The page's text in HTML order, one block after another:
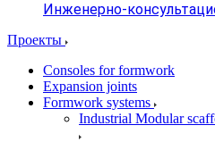
Инженерно-
Проекты
Consoles for formwork
Expansion joints
Formwork systems
Industrial Modular